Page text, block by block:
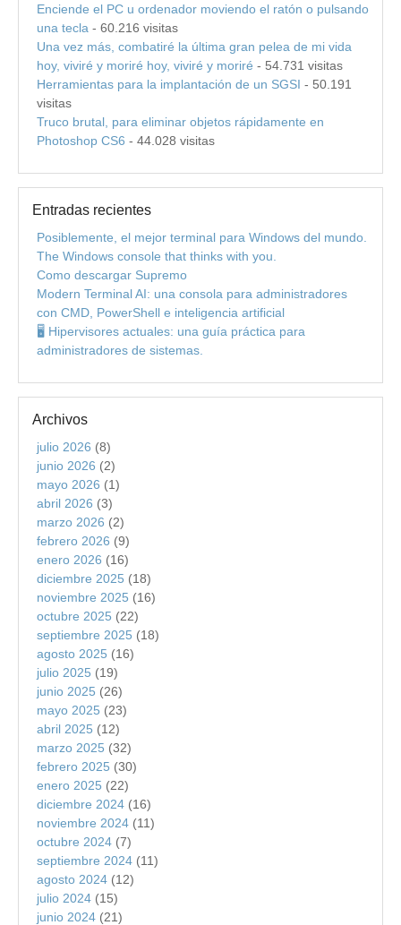
Enciende el PC u ordenador moviendo el ratón o pulsando
una tecla - 60.216 visitas
Una vez más, combatiré la última gran pelea de mi vida
hoy, viviré y moriré hoy, viviré y moriré - 54.731 visitas
Herramientas para la implantación de un SGSI - 50.191
visitas
Truco brutal, para eliminar objetos rápidamente en
Photoshop CS6 - 44.028 visitas
Entradas recientes
Posiblemente, el mejor terminal para Windows del mundo.
The Windows console that thinks with you.
Como descargar Supremo
Modern Terminal AI: una consola para administradores
con CMD, PowerShell e inteligencia artificial
🖥️ Hipervisores actuales: una guía práctica para
administradores de sistemas.
Archivos
julio 2026 (8)
junio 2026 (2)
mayo 2026 (1)
abril 2026 (3)
marzo 2026 (2)
febrero 2026 (9)
enero 2026 (16)
diciembre 2025 (18)
noviembre 2025 (16)
octubre 2025 (22)
septiembre 2025 (18)
agosto 2025 (16)
julio 2025 (19)
junio 2025 (26)
mayo 2025 (23)
abril 2025 (12)
marzo 2025 (32)
febrero 2025 (30)
enero 2025 (22)
diciembre 2024 (16)
noviembre 2024 (11)
octubre 2024 (7)
septiembre 2024 (11)
agosto 2024 (12)
julio 2024 (15)
junio 2024 (21)